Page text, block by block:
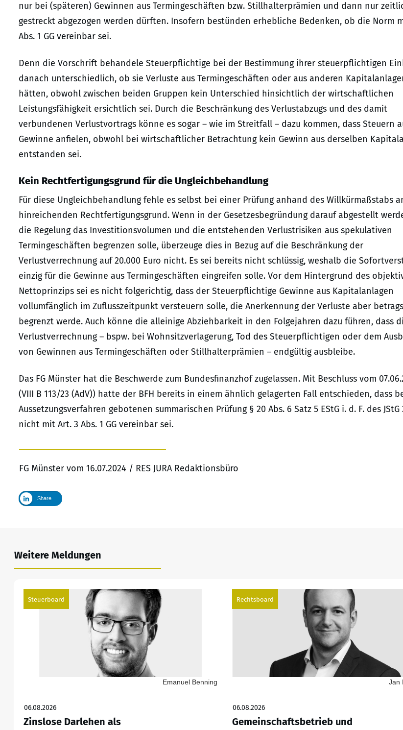
nur bei (späteren) Gewinnen aus Termingeschäften bzw. Stillhalterprämien und dann nur
gestreckt abgezogen werden dürften. Insofern bestünden erhebliche Bedenken, ob die Norm
Abs. 1 GG vereinbar sei.
Denn die Vorschrift behandele Steuerpflichtige bei der Bestimmung ihrer steuerpflichtigen
danach unterschiedlich, ob sie Verluste aus Termingeschäften oder aus anderen
hätten, obwohl zwischen beiden Gruppen kein Unterschied hinsichtlich der wirtschaftlichen
Leistungsfähigkeit ersichtlich sei. Durch die Beschränkung des Verlustabzugs und des damit
verbundenen Verlustvortrags könne es sogar – wie im Streitfall – dazu kommen, dass Steuern
Gewinne anfielen, obwohl bei wirtschaftlicher Betrachtung kein Gewinn aus derselben
entstanden sei.
Kein Rechtfertigungsgrund für die Ungleichbehandlung
Für diese Ungleichbehandlung fehle es selbst bei einer Prüfung anhand des Willkürmaßstabs
hinreichenden Rechtfertigungsgrund. Wenn in der Gesetzesbegründung darauf abgestellt
die Regelung das Investitionsvolumen und die entstehenden Verlustrisiken aus spekulativen
Termingeschäften begrenzen solle, überzeuge dies in Bezug auf die Beschränkung der
Verlustverrechnung auf 20.000 Euro nicht. Es sei bereits nicht schlüssig, weshalb die
einzig für die Gewinne aus Termingeschäften eingreifen solle. Vor dem Hintergrund des
Nettoprinzips sei es nicht folgerichtig, dass der Steuerpflichtige Gewinne aus Kapitalanlagen
vollumfänglich im Zuflusszeitpunkt versteuern solle, die Anerkennung der Verluste aber
begrenzt werde. Auch könne die alleinige Abziehbarkeit in den Folgejahren dazu führen, dass
Verlustverrechnung – bspw. bei Wohnsitzverlagerung, Tod des Steuerpflichtigen oder dem
von Gewinnen aus Termingeschäften oder Stillhalterprämien – endgültig ausbleibe.
Das FG Münster hat die Beschwerde zum Bundesfinanzhof zugelassen. Mit Beschluss vom
(VIII B 113/23 (AdV)) hatte der BFH bereits in einem ähnlich gelagerten Fall entschieden, dass
Aussetzungsverfahren gebotenen summarischen Prüfung § 20 Abs. 6 Satz 5 EStG i. d. F. des JStG
nicht mit Art. 3 Abs. 1 GG vereinbar sei.
FG Münster vom 16.07.2024 / RES JURA Redaktionsbüro
Share
Weitere Meldungen
Steuerboard
Emanuel Benning
06.08.2026
Zinslose Darlehen als
Rechtsboard
Jan
06.08.2026
Gemeinschaftsbetrieb und